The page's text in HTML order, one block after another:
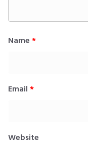
Name *
Email *
Website